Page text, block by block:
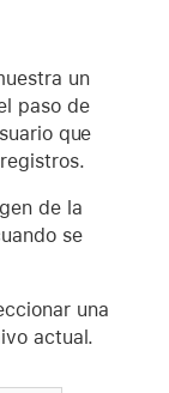
un
paso de
que
de la
se
una
actual.